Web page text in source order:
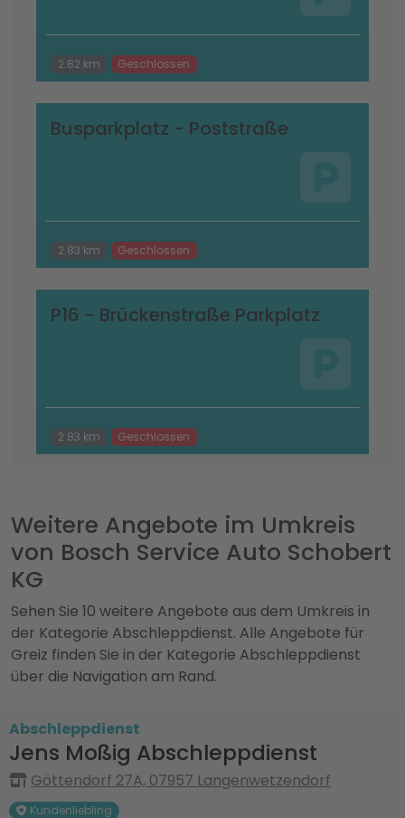
2.82 km Geschlossen
Busparkplatz - Poststraße
2.83 km Geschlossen
P16 - Brückenstraße Parkplatz
2.83 km Geschlossen
Weitere Angebote im Umkreis
von Bosch Service Auto Schobert
KG
Sehen Sie 10 weitere Angebote aus dem Umkreis in
der Kategorie Abschleppdienst. Alle Angebote für
Greiz finden Sie in der Kategorie Abschleppdienst
über die Navigation am Rand.
Abschleppdienst
Jens Moßig Abschleppdienst
Göttendorf 27A, 07957 Langenwetzendorf
Kundenliebling